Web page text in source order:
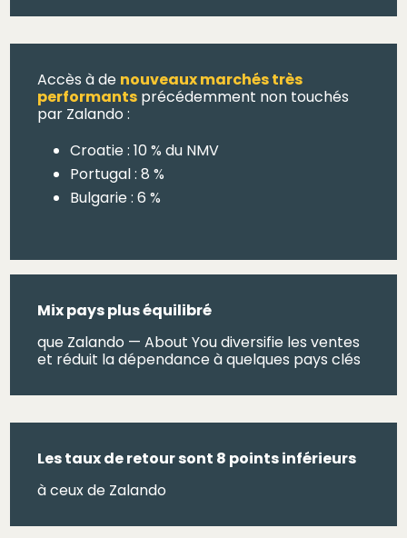
Accès à de nouveaux marchés très
performants précédemment non touchés
par Zalando :
Croatie : 10 % du NMV
Portugal : 8 %
Bulgarie : 6 %
Mix pays plus équilibré
que Zalando — About You diversifie les ventes
et réduit la dépendance à quelques pays clés
Les taux de retour sont 8 points inférieurs
à ceux de Zalando